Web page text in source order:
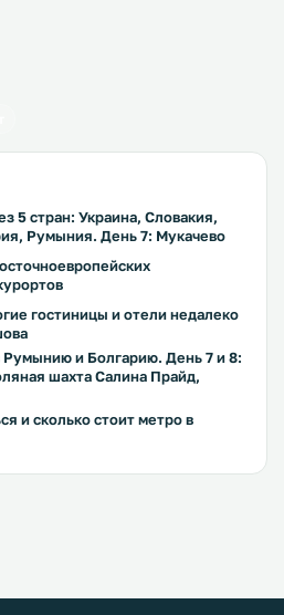
5 стран: Украина, Словакия,
Румыния. День 7: Мукачево
гостиницы и отели недалеко
и Болгарию. День 7 и 8:
шахта Салина Прайд,
и сколько стоит метро в